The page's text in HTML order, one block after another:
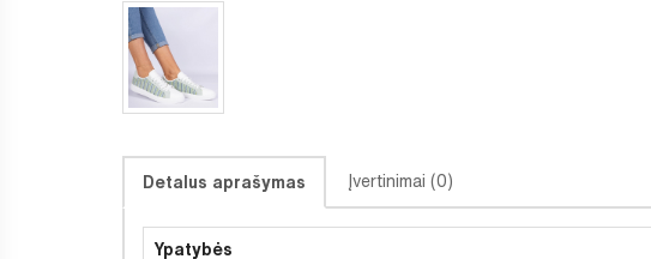
Detalus aprašymas Įvertinimai (0)
Ypatybės